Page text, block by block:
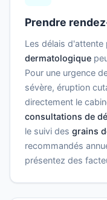
Prendre
Les délais d'attente
dermatologique
Pour une urgence
sévère, éruption
directement le
consultations de
le suivi des grains
recommandés
présentez des